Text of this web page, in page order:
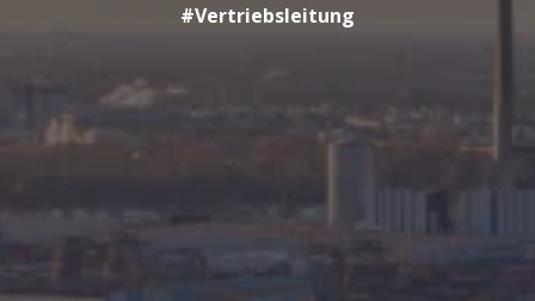
#Vertriebsleitung